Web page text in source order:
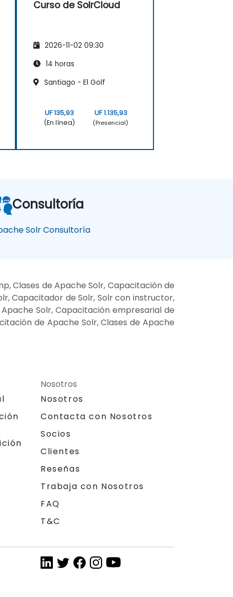
Curso de SolrCloud
2026-11-02 09:30
14 horas
Santiago - El Golf
UF 135,93
(En línea)
UF 1.135,93
(Presencial)
Consultoría
Solr Consultoría
Clases de Apache Solr, Capacitación de
Capacitador de Solr, Solr con instructor,
Solr, Capacitación empresarial de
de Apache Solr, Clases de Apache
Nosotros
Nosotros
Contacta con Nosotros
Socios
Clientes
Reseñas
Trabaja con Nosotros
FAQ
T&C